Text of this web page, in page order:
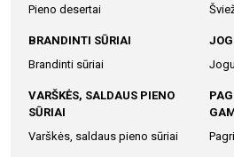
Pieno desertai
BRANDINTI SŪRIAI
Brandinti sūriai
VARŠKĖS, SALDAUS PIENO
SŪRIAI
Varškės, saldaus pieno sūriai